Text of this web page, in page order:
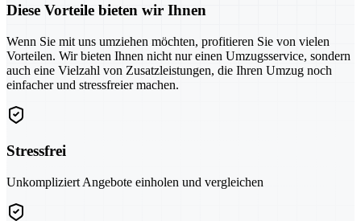
Diese Vorteile bieten wir Ihnen
Wenn Sie mit uns umziehen möchten, profitieren Sie von vielen
Vorteilen. Wir bieten Ihnen nicht nur einen Umzugsservice, sondern
auch eine Vielzahl von Zusatzleistungen, die Ihren Umzug noch
einfacher und stressfreier machen.
Stressfrei
Unkompliziert Angebote einholen und vergleichen